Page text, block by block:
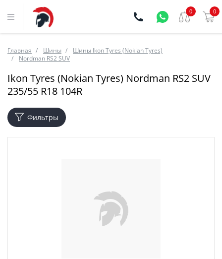
0 0
Главная Шины
Шины Ikon Tyres (Nokian Tyres)
Nordman RS2 SUV
Ikon Tyres (Nokian Tyres) Nordman RS2 SUV
235/55 R18 104R
Фильтры